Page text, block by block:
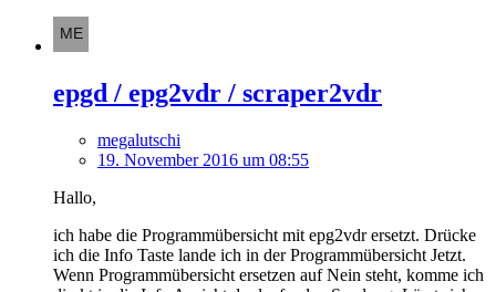
epgd / epg2vdr / scraper2vdr
megalutschi
19. November 2016 um 08:55
Hallo,
ich habe die Programmübersicht mit epg2vdr ersetzt. Drücke
ich die Info Taste lande ich in der Programmübersicht Jetzt.
Wenn Programmübersicht ersetzen auf Nein steht, komme ich